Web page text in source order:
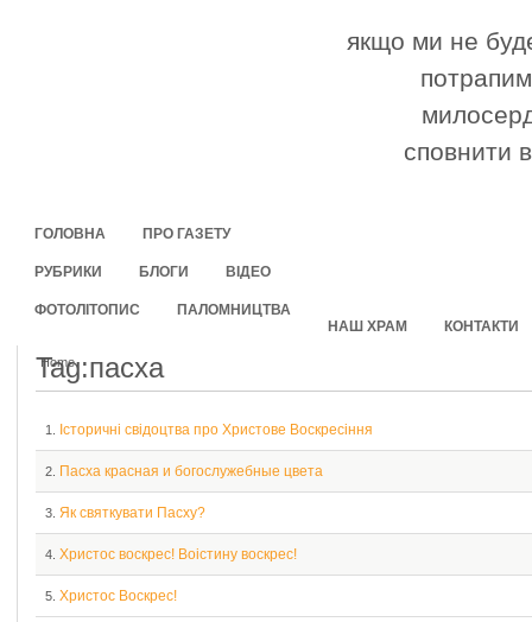
якщо ми не
сповнити
ГОЛОВНА ПРО ГАЗЕТУ
РУБРИКИ БЛОГИ ВІДЕО
ФОТОЛІТОПИС
ПАЛОМНИЦТВА
НАШ ХРАМ
КОНТАКТИ
Home
Tag:пасха
1. Історичні свідоцтва про Христове Воскресіння
2. Пасха красная и богослужебные цвета
3. Як святкувати Пасху?
4. Христос воскрес! Воістину воскрес!
5. Христос Воскрес!